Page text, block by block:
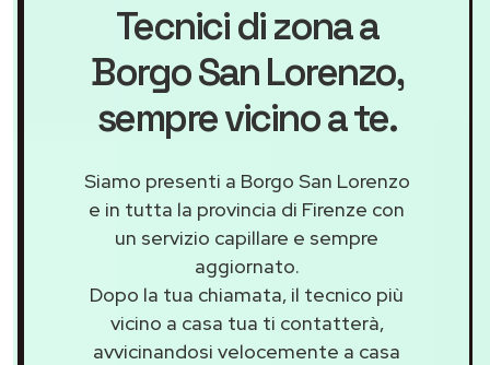
Tecnici di zona a
Borgo San Lorenzo,
sempre vicino a te.
Siamo presenti a Borgo San Lorenzo
e in tutta la provincia di Firenze con
un servizio capillare e sempre
aggiornato.
Dopo la tua chiamata, il tecnico più
vicino a casa tua ti contatterà,
avvicinandosi velocemente a casa